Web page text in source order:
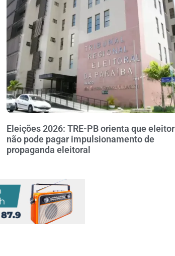
Eleições 2026: TRE-PB orienta que eleitor
não pode pagar impulsionamento de
propaganda eleitoral